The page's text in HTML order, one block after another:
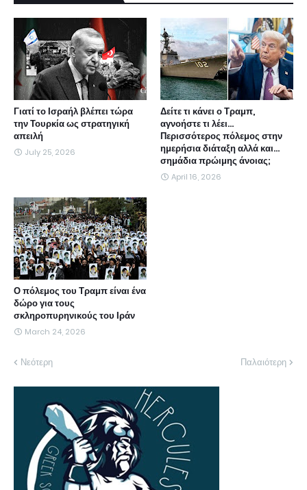
Γιατί το Ισραήλ βλέπει τώρα
την Τουρκία ως στρατηγική
απειλή
July 25, 2026
Δείτε τι κάνει ο Τραμπ,
αγνοήστε τι λέει...
Περισσότερος πόλεμος στην
ημερήσια διάταξη αλλά και...
σημάδια πρώιμης άνοιας;
April 16, 2026
Ο πόλεμος του Τραμπ είναι ένα
δώρο για τους
σκληροπυρηνικούς του Ιράν
March 24, 2026
Νεότερη Παλαιότερη